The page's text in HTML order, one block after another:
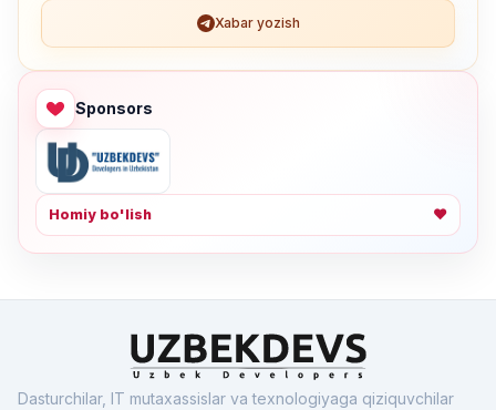
Xabar yozish
Sponsors
Homiy bo'lish ❤
Dasturchilar, IT mutaxassislar va texnologiyaga qiziquvchilar